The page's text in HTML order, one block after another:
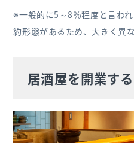
※一般的に5～8％程度と言わ
約形態があるため、大きく異
居酒屋を開業す